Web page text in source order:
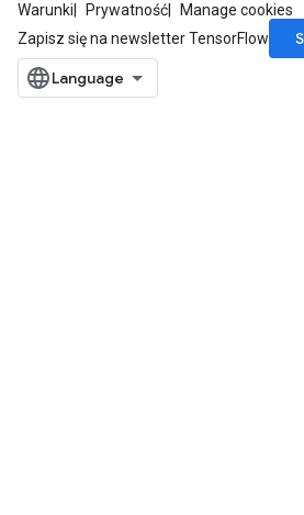
Warunki Prywatność
Manage cookies
Zapisz się na newsletter TensorFlow